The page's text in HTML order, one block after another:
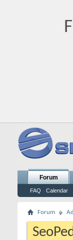
Forum
FAQ Calendar
Forum